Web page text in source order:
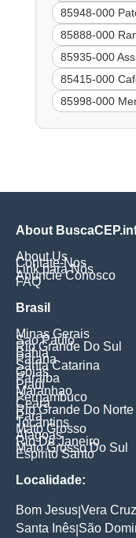
85948-000
85888-000
85935-000
85415-000
85998-000
About
About Us
Contate-Nos
Link para Nós
Anuncie Conosco
FAQ
Brasil
Minas Gerais
Sao Paulo
Rio Grande Do Sul
Bahia
Parana
Santa Catarina
Goias
Paraiba
Piaui
Maranhao
Pernambuco
Ceara
Rio Grande Do Norte
Para
Tocantins
Mato Grosso
Alagoas
Rio De Janeiro
Mato Grosso Do Sul
Espirito Santo
Localidade:
Bom Jesus Vera Cruz
Santa Inês São